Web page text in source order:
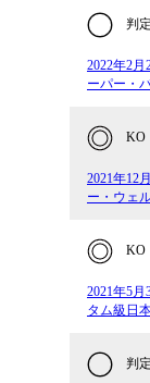
判定
2022年2
ーパー・
KO
2021年12
ー・ウェ
KO
2021年5
タム級日
判定